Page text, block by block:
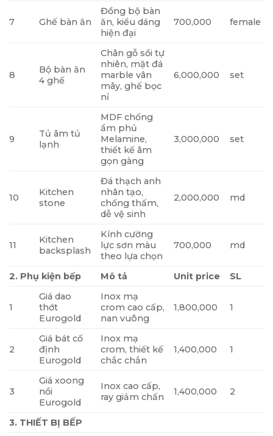
7 Ghế bàn ăn
Đồng bộ bàn
ăn, kiểu dáng
hiện đại
700,000 female
8
Bộ bàn ăn
4 ghế
Chân gỗ sồi tự
nhiên, mặt đá
marble vân
mây, ghế bọc
nỉ
6,000,000 set
9
Tủ âm tủ
lạnh
MDF chống
ẩm phủ
Melamine,
thiết kế âm
gọn gàng
3,000,000 set
10
Kitchen
stone
Đá thạch anh
nhân tạo,
chống thấm,
dễ vệ sinh
2,000,000 md
11
Kitchen
backsplash
Kính cường
lực sơn màu
theo lựa chọn
700,000 md
2. Phụ kiện bếp Mô tả Unit price SL
1
Giá dao
thớt
Eurogold
Inox mạ
crom cao cấp,
nan vuông
1,800,000 1
2
Giá bát cố
định
Eurogold
Inox mạ
crom, thiết kế
chắc chắn
1,400,000 1
3
Giá xoong
nồi
Eurogold
Inox cao cấp,
ray giảm chấn
1,400,000 2
3. THIẾT BỊ BẾP